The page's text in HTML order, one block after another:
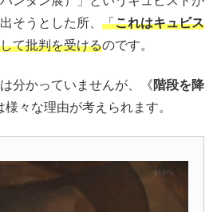
そうとした所、 「これはキュビス
て批判を受けるのです。
分かっていませんが、《階段を降
様々な理由が考えられます。